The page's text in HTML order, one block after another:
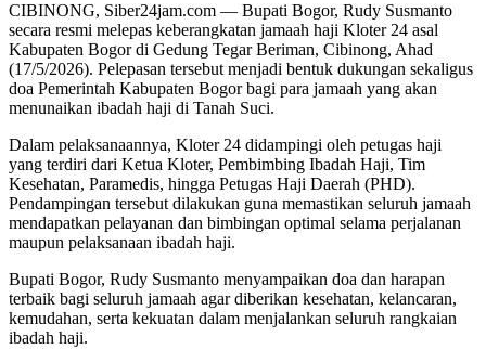
CIBINONG, Siber24jam.com — Bupati Bogor, Rudy Susmanto
secara resmi melepas keberangkatan jamaah haji Kloter 24 asal
Kabupaten Bogor di Gedung Tegar Beriman, Cibinong, Ahad
(17/5/2026). Pelepasan tersebut menjadi bentuk dukungan sekaligus
doa Pemerintah Kabupaten Bogor bagi para jamaah yang akan
menunaikan ibadah haji di Tanah Suci.
Dalam pelaksanaannya, Kloter 24 didampingi oleh petugas haji
yang terdiri dari Ketua Kloter, Pembimbing Ibadah Haji, Tim
Kesehatan, Paramedis, hingga Petugas Haji Daerah (PHD).
Pendampingan tersebut dilakukan guna memastikan seluruh jamaah
mendapatkan pelayanan dan bimbingan optimal selama perjalanan
maupun pelaksanaan ibadah haji.
Bupati Bogor, Rudy Susmanto menyampaikan doa dan harapan
terbaik bagi seluruh jamaah agar diberikan kesehatan, kelancaran,
kemudahan, serta kekuatan dalam menjalankan seluruh rangkaian
ibadah haji.